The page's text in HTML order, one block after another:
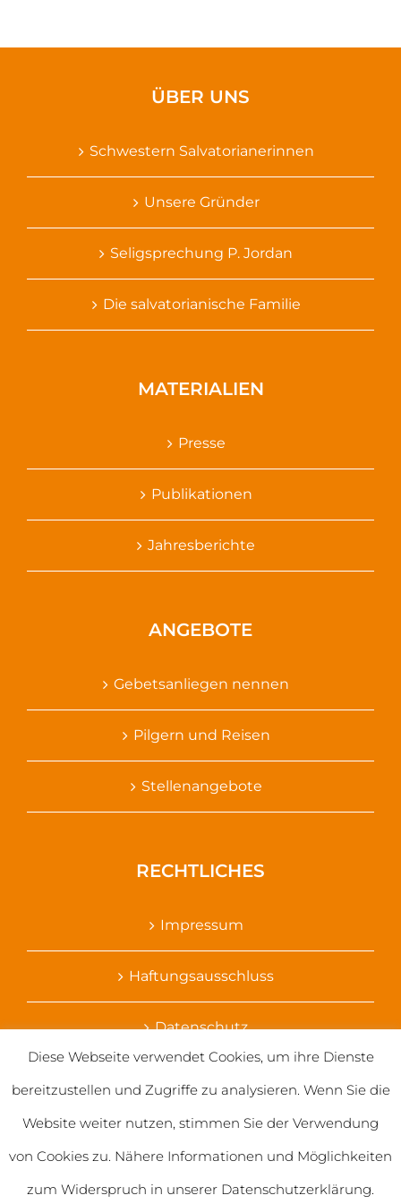
ÜBER UNS
Schwestern Salvatorianerinnen
Unsere Gründer
Seligsprechung P. Jordan
Die salvatorianische Familie
MATERIALIEN
Presse
Publikationen
Jahresberichte
ANGEBOTE
Gebetsanliegen nennen
Pilgern und Reisen
Stellenangebote
RECHTLICHES
Impressum
Haftungsausschluss
Datenschutz
Diese Webseite verwendet Cookies, um ihre Dienste
bereitzustellen und Zugriffe zu analysieren. Wenn Sie die
Website weiter nutzen, stimmen Sie der Verwendung
von Cookies zu. Nähere Informationen und Möglichkeiten
zum Widerspruch in unserer Datenschutzerklärung.